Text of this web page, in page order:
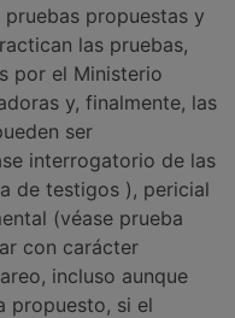
propuestas y
las pruebas,
por el Ministerio
y, finalmente, las
ser
interrogatorio de las
de testigos ), pericial
(véase prueba
con carácter
incluso aunque
propuesto, si el